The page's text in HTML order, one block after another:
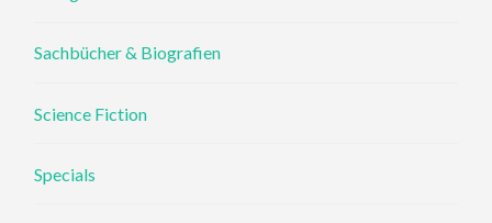
Sachbücher & Biografien
Science Fiction
Specials